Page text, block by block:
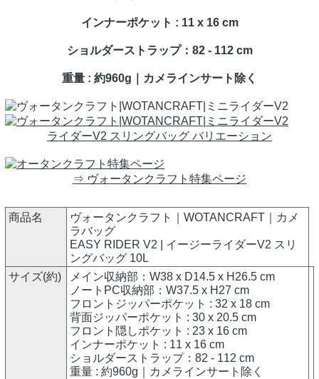
インナーポケット : 11 x 16 cm
ショルダーストラップ：82 - 112 cm
重量 : 約960g｜カメラインサート除く
ライダーV2 スリングバッグ バリエーション
⇒ ヴォータンクラフト特集ページ
商品名
ヴォータンクラフト｜WOTANCRAFT｜カメ
ラバッグ
EASY RIDER V2 | イージーライダーV2 スリ
ングバッグ 10L
サイズ(約)
メイン収納部：W38 x D14.5 x H26.5 cm
ノートPC収納部：W37.5 x H27 cm
フロントジッパーポケット : 32 x 18 cm
背面ジッパーポケット : 30 x 20.5 cm
フロント隠しポケット : 23 x 16 cm
インナーポケット : 11 x 16 cm
ショルダーストラップ：82 - 112 cm
重量 : 約960g｜カメラインサート除く